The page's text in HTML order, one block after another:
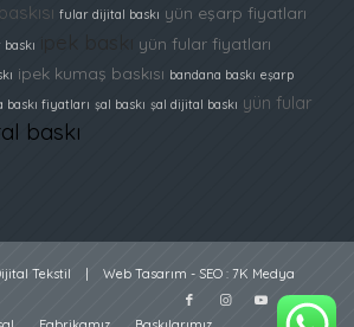
fular dijital baskı yün eşarp fiyatları
yün fular fiyatları
ipek kumaş baskısı bandana baskı eşarp
baskı fiyatları şal baskı şal dijital baskı yün fular
baskı
Tekstil Web Tasarım - SEO: 7K Medya